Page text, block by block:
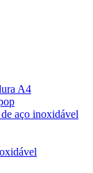
A4
aço inoxidável